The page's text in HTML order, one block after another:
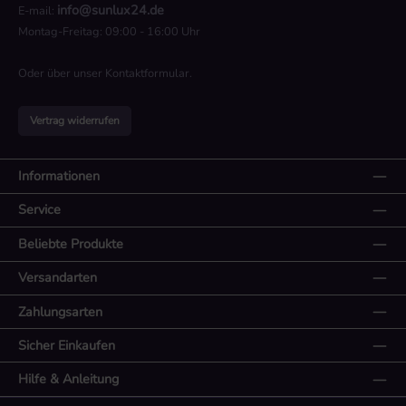
E-mail: info@sunlux24.de
Montag-Freitag: 09:00 - 16:00 Uhr
Oder über unser Kontaktformular.
Vertrag widerrufen
Informationen
Service
Beliebte Produkte
Zahlungsarten
Versandarten
Sicher Einkaufen
Hilfe & Anleitung